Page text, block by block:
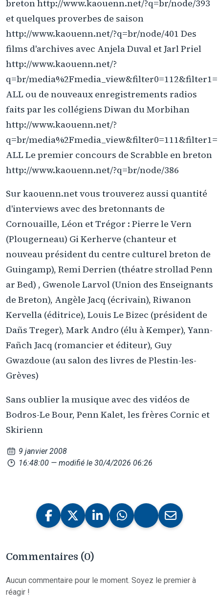
breton http://www.kaouenn.net/?q=br/node/393
et quelques proverbes de saison
http://www.kaouenn.net/?q=br/node/401 Des
films d'archives avec Anjela Duval et Jarl Priel
http://www.kaouenn.net/?
q=br/media%2Fmedia_view&filter0=112&filter1=
ALL ou de nouveaux enregistrements radios
faits par les collégiens Diwan du Morbihan
http://www.kaouenn.net/?
q=br/media%2Fmedia_view&filter0=111&filter1=
ALL Le premier concours de Scrabble en breton
http://www.kaouenn.net/?q=br/node/386
Sur kaouenn.net vous trouverez aussi quantité
d'interviews avec des bretonnants de
Cornouaille, Léon et Trégor : Pierre le Vern
(Plougerneau) Gi Kerherve (chanteur et
nouveau président du centre culturel breton de
Guingamp), Remi Derrien (théatre strollad Penn
ar Bed) , Gwenole Larvol (Union des Enseignants
de Breton), Angèle Jacq (écrivain), Riwanon
Kervella (éditrice), Louis Le Bizec (président de
Dañs Treger), Mark Andro (élu à Kemper), Yann-
Fañch Jacq (romancier et éditeur), Guy
Gwazdoue (au salon des livres de Plestin-les-
Grèves)
Sans oublier la musique avec des vidéos de
Bodros-Le Bour, Penn Kalet, les frères Cornic et
Skirienn
9 janvier 2008
16:48:00 — modifié le 30/4/2026 06:26
Commentaires (0)
Aucun commentaire pour le moment. Soyez le premier à
réagir !